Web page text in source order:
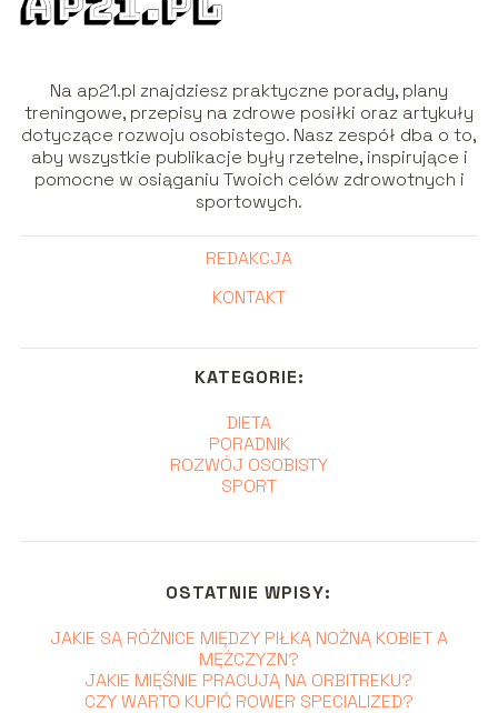
Na ap21.pl znajdziesz praktyczne porady, plany
treningowe, przepisy na zdrowe posiłki oraz artykuły
dotyczące rozwoju osobistego. Nasz zespół dba o to,
aby wszystkie publikacje były rzetelne, inspirujące i
pomocne w osiąganiu Twoich celów zdrowotnych i
sportowych.
REDAKCJA
KONTAKT
KATEGORIE:
DIETA
PORADNIK
ROZWÓJ OSOBISTY
SPORT
OSTATNIE WPISY:
JAKIE SĄ RÓŻNICE MIĘDZY PIŁKĄ NOŻNĄ KOBIET A
MĘŻCZYZN?
JAKIE MIĘŚNIE PRACUJĄ NA ORBITREKU?
CZY WARTO KUPIĆ ROWER SPECIALIZED?